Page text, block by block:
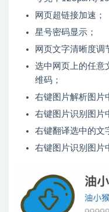
网页超链接加速；
星号密码显示；
网页文字清晰度调
选中网页上的任意
维码；
右键图片解析图片
右键图片识别图片
右键翻译选中的文
右键图片识别图片